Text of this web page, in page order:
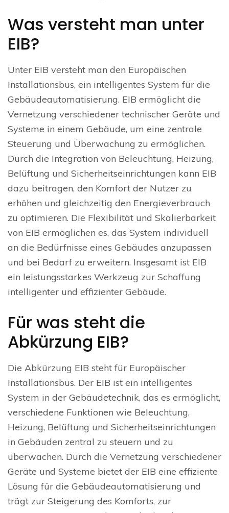
Was versteht man unter
EIB?
Unter EIB versteht man den Europäischen
Installationsbus, ein intelligentes System für die
Gebäudeautomatisierung. EIB ermöglicht die
Vernetzung verschiedener technischer Geräte und
Systeme in einem Gebäude, um eine zentrale
Steuerung und Überwachung zu ermöglichen.
Durch die Integration von Beleuchtung, Heizung,
Belüftung und Sicherheitseinrichtungen kann EIB
dazu beitragen, den Komfort der Nutzer zu
erhöhen und gleichzeitig den Energieverbrauch
zu optimieren. Die Flexibilität und Skalierbarkeit
von EIB ermöglichen es, das System individuell
an die Bedürfnisse eines Gebäudes anzupassen
und bei Bedarf zu erweitern. Insgesamt ist EIB
ein leistungsstarkes Werkzeug zur Schaffung
intelligenter und effizienter Gebäude.
Für was steht die
Abkürzung EIB?
Die Abkürzung EIB steht für Europäischer
Installationsbus. Der EIB ist ein intelligentes
System in der Gebäudetechnik, das es ermöglicht,
verschiedene Funktionen wie Beleuchtung,
Heizung, Belüftung und Sicherheitseinrichtungen
in Gebäuden zentral zu steuern und zu
überwachen. Durch die Vernetzung verschiedener
Geräte und Systeme bietet der EIB eine effiziente
Lösung für die Gebäudeautomatisierung und
trägt zur Steigerung des Komforts, zur